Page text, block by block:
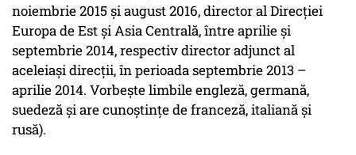
noiembrie 2015 și august 2016, director al Direcției
Europa de Est și Asia Centrală, între aprilie și
septembrie 2014, respectiv director adjunct al
aceleiași direcții, în perioada septembrie 2013 –
aprilie 2014. Vorbește limbile engleză, germană,
suedeză și are cunoștințe de franceză, italiană și
rusă).